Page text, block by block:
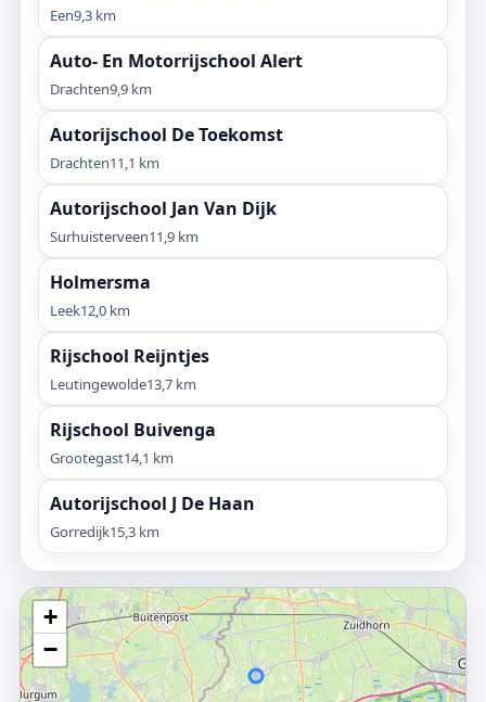
Een9,3 km
Auto- En Motorrijschool Alert
Drachten9,9 km
Autorijschool De Toekomst
Drachten11,1 km
Autorijschool Jan Van Dijk
Surhuisterveen11,9 km
Holmersma
Leek12,0 km
Rijschool Reijntjes
Leutingewolde13,7 km
Rijschool Buivenga
Grootegast14,1 km
Autorijschool J De Haan
Gorredijk15,3 km
+
−